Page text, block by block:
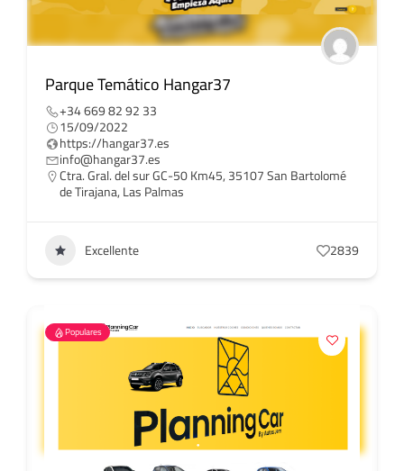
Parque Temático Hangar37
+34 669 82 92 33
15/09/2022
https://hangar37.es
info@hangar37.es
Ctra. Gral. del sur GC-50 Km45, 35107 San Bartolomé
de Tirajana, Las Palmas
Excellente 2839
Populares